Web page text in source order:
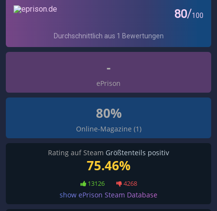
-
ePrison
80%
Online-Magazine (1)
Rating auf Steam Größtenteils positiv
75.46%
13126 4268
show ePrison Steam Database